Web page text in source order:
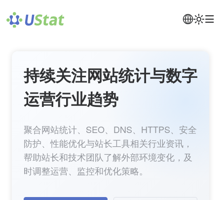
持续关注网站统计与数字
运营行业趋势
聚合网站统计、SEO、DNS、HTTPS、安全
防护、性能优化与站长工具相关行业资讯，
帮助站长和技术团队了解外部环境变化，及
时调整运营、监控和优化策略。